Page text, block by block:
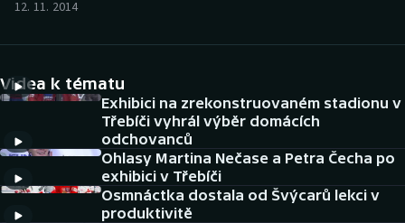
Cyklistika
DALŠÍ SPORTY
Americký fotbal
NEPŘEHLÉDNĚTE
12. 11. 2014
Videa k tématu
Exhibici na zrekonstruovaném stadionu v
Třebíči vyhrál výběr domácích
odchovanců
Ohlasy Martina Nečase a Petra Čecha po
exhibici v Třebíči
Osmnáctka dostala od Švýcarů lekci v
produktivitě